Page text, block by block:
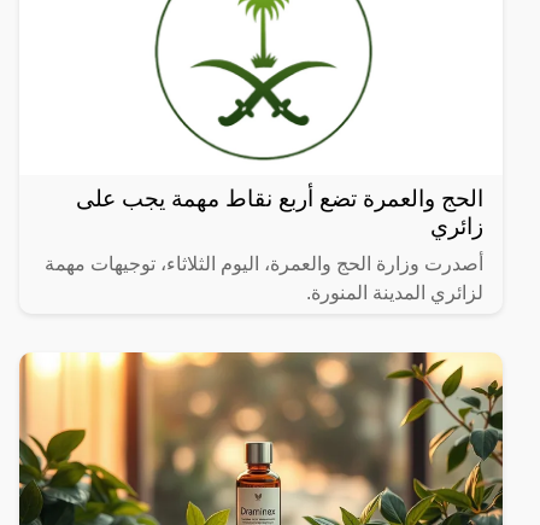
الحج والعمرة تضع أربع نقاط مهمة يجب على
زائري
أصدرت وزارة الحج والعمرة، اليوم الثلاثاء، توجيهات مهمة
لزائري المدينة المنورة.